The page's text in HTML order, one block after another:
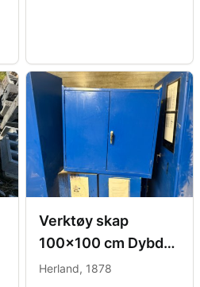
Verktøy skap
100x100 cm Dybde
50
Herland, 1878